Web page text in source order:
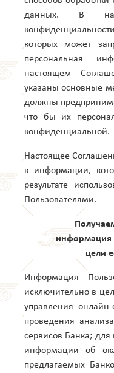
данных. В
которых может
персональная
настоящем
указаны основные
должны
что бы их
конфиденциальной.
Настоящее
к информации,
результате
Пользователями.
информация
цели
Информация
исключительно в
управления
проведения
сервисов Банка; для
информации об
предлагаемых